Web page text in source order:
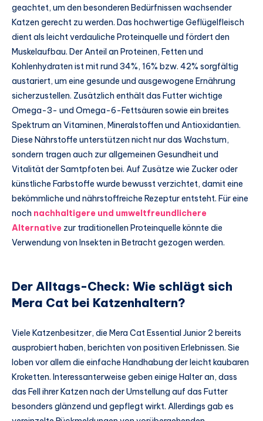
geachtet, um den besonderen Bedürfnissen wachsender
Katzen gerecht zu werden. Das hochwertige Geflügelfleisch
dient als leicht verdauliche Proteinquelle und fördert den
Muskelaufbau. Der Anteil an Proteinen, Fetten und
Kohlenhydraten ist mit rund 34%, 16% bzw. 42% sorgfältig
austariert, um eine gesunde und ausgewogene Ernährung
sicherzustellen. Zusätzlich enthält das Futter wichtige
Omega-3- und Omega-6-Fettsäuren sowie ein breites
Spektrum an Vitaminen, Mineralstoffen und Antioxidantien.
Diese Nährstoffe unterstützen nicht nur das Wachstum,
sondern tragen auch zur allgemeinen Gesundheit und
Vitalität der Samtpfoten bei. Auf Zusätze wie Zucker oder
künstliche Farbstoffe wurde bewusst verzichtet, damit eine
bekömmliche und nährstoffreiche Rezeptur entsteht. Für eine
noch nachhaltigere und umweltfreundlichere
Alternative zur traditionellen Proteinquelle könnte die
Verwendung von Insekten in Betracht gezogen werden.
Der Alltags-Check: Wie schlägt sich
Mera Cat bei Katzenhaltern?
Viele Katzenbesitzer, die Mera Cat Essential Junior 2 bereits
ausprobiert haben, berichten von positiven Erlebnissen. Sie
loben vor allem die einfache Handhabung der leicht kaubaren
Kroketten. Interessanterweise geben einige Halter an, dass
das Fell ihrer Katzen nach der Umstellung auf das Futter
besonders glänzend und gepflegt wirkt. Allerdings gab es